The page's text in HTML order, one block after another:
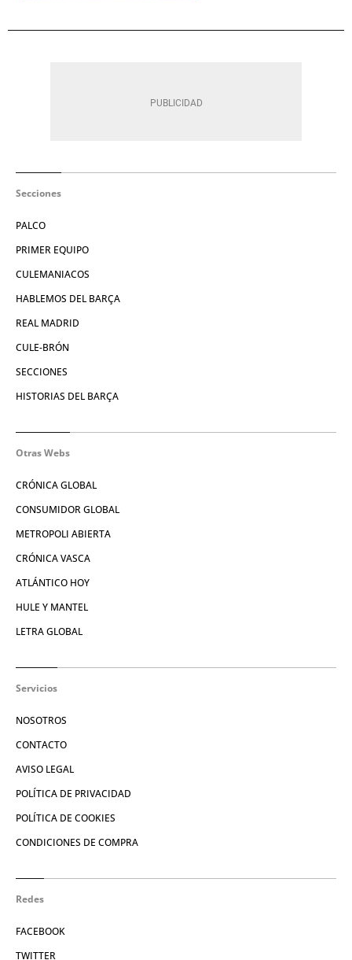
Secciones
PALCO
PRIMER EQUIPO
CULEMANIACOS
HABLEMOS DEL BARÇA
REAL MADRID
CULE-BRÓN
SECCIONES
HISTORIAS DEL BARÇA
Otras Webs
CRÓNICA GLOBAL
CONSUMIDOR GLOBAL
METROPOLI ABIERTA
CRÓNICA VASCA
ATLÁNTICO HOY
HULE Y MANTEL
LETRA GLOBAL
Servicios
NOSOTROS
CONTACTO
AVISO LEGAL
POLÍTICA DE PRIVACIDAD
POLÍTICA DE COOKIES
CONDICIONES DE COMPRA
Redes
FACEBOOK
TWITTER